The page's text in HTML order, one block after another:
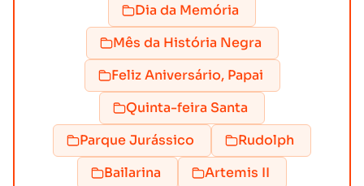
Dia da Memória
Mês da História Negra
Feliz Aniversário, Papai
Quinta-feira Santa
Parque Jurássico
Rudolph
Bailarina
Artemis II